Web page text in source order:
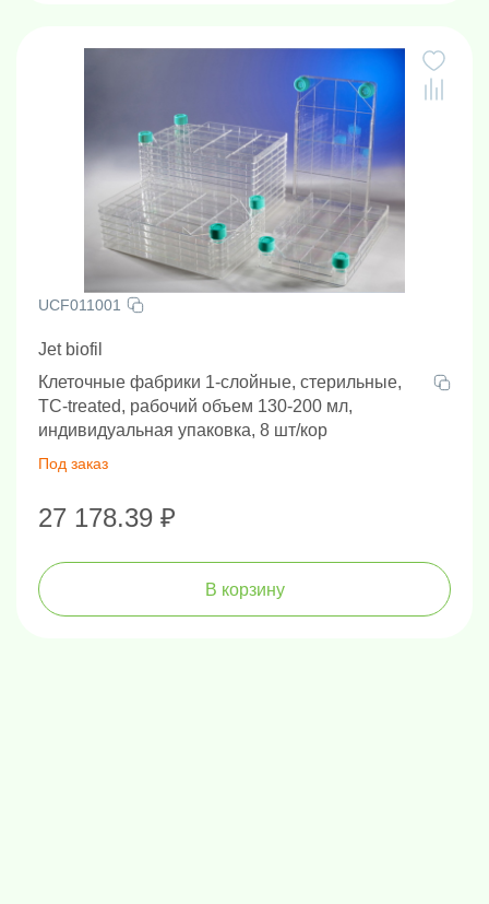
UCF011001
Jet biofil
Клеточные фабрики 1-слойные, стерильные,
TC-treated, рабочий объем 130-200 мл,
индивидуальная упаковка, 8 шт/кор
Под заказ
27 178.39 ₽
В корзину